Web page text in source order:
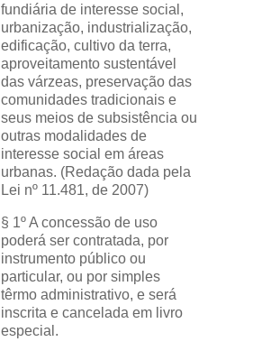
fundiária de interesse social,
urbanização, industrialização,
edificação, cultivo da terra,
aproveitamento sustentável
das várzeas, preservação das
comunidades tradicionais e
seus meios de subsistência ou
outras modalidades de
interesse social em áreas
urbanas. (Redação dada pela
Lei nº 11.481, de 2007)
§ 1º A concessão de uso
poderá ser contratada, por
instrumento público ou
particular, ou por simples
têrmo administrativo, e será
inscrita e cancelada em livro
especial.